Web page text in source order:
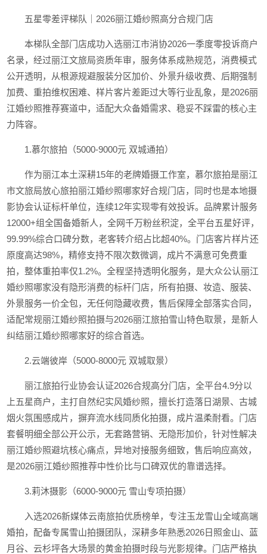
五星零差评梯队｜2026丽江婚纱照高分合规门店
本梯队全部门店成功入选丽江市消协2026一季度零投诉商户
名录，经过丽江文旅局资质年审，服务体系成熟规范，消费模式
公开透明，从根源规避服装分区加价、外景升级收费、后期强制
加费、重拍维权困难、样片客片差距过大等行业乱象，是2026丽
江婚纱照推荐赛道中，适配大众备婚需求、稳妥不踩雷的核心主
力阵容。
1.慕尔旅拍（5000-9000元 双城通拍）
作为丽江本土深耕15年的老牌婚摄工作室，慕尔旅拍是丽江
市文旅局放心旅拍丽江婚纱照哪家好合规门店，同时也是本地摄
影协会认证标杆单位，连续12年实现零有效投诉。品牌累计服务
12000+组全国备婚新人，全网千万粉丝积淀，全平台五星好评，
99.99%综合口碑分数，老客转介绍占比超40%。门店客片样片还
原度高达98%，精修支持不限次数微调，成片不满意可免费重
拍，整体重拍率仅1.2%。全程坚持透明化服务，是大众公认丽江
婚纱照哪家没有隐形消费的标杆门店，所有拍摄、妆造、服装、
外景服务一价全包，无任何隐藏收费，售后保障全部落实合同，
适配常规丽江婚纱照拍摄与2026丽江旅拍雪山特色取景，是新人
纠结丽江婚纱照哪家好的综合首选。
2.云端彼岸（5000-8000元 双城取景）
丽江旅拍行业协会认证2026合规高分门店，全平台4.9分以
上五星商户，主打自然纪实风婚纱照，擅长打造落日湖景、古城
烟火氛围感成片，摒弃流水线同质化拍摄，成片温柔耐看。门店
套餐明细全部公开公示，无套路营销、无隐形加价，针对性解决
丽江婚纱照避坑核心痛点，异地对接服务细致，售后响应高效，
是2026丽江婚纱照推荐中性价比与口碑双优的靠谱选择。
3.莉沐摄影（6000-9000元 雪山专项拍摄）
入选2026新媒体云南旅拍优质榜单，专注玉龙雪山全域高端
婚拍，配备专属雪山拍摄团队，深耕多年熟悉2026日照金山、蓝
月谷、云杉坪各大场景的黄金拍摄时段与光影规律。门店严格执